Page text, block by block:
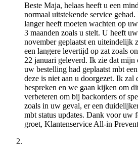
Beste Maja, helaas heeft u een
normaal uitstekende service
langer heeft moeten wachten op
3 maanden zoals u stelt. U heeft
november geplaatst en uiteindelijk
een langere levertijd op zat zoals
22 januari geleverd. Ik zie dat
uw bestelling had geplaatst mbt
deze is niet aan u doorgezet. Ik zal
bespreken en we gaan kijken om
verbeteren om bij backorders of
zoals in uw geval, er een
mbt status updates. Dank voor uw
groet, Klantenservice All-in